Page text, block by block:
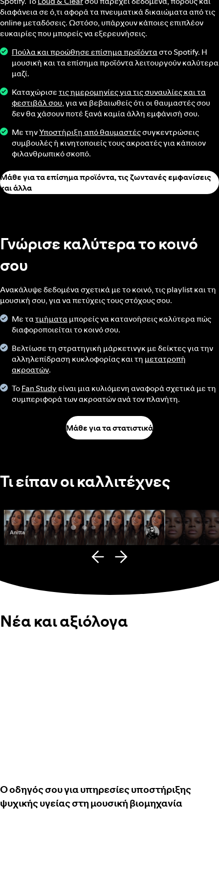
διαφάνεια σε ό,τι αφορά τα πνευματικά δικαιώματα από τις
online μεταδόσεις. Ωστόσο, υπάρχουν κάποιες επιπλέον
ευκαιρίες που μπορείς να εξερευνήσεις.
Πούλα και προώθησε επίσημα προϊόνταστο Spotify. Η
μουσική και τα επίσημα προϊόντα λειτουργούν καλύτερα
μαζί.
Καταχώρισετις ημερομηνίες για τις συναυλίες και τα
φεστιβάλ σου, για να βεβαιωθείς ότι οι θαυμαστές σου
δεν θα χάσουν ποτέ ξανά καμία άλλη εμφάνισή σου.
Με τηνΥποστήριξη από θαυμαστέςσυγκεντρώσεις
συμβουλές ή κινητοποιείς τους ακροατές για κάποιον
φιλανθρωπικό σκοπό.
Μάθε για τα επίσημα προϊόντα, τις ζωντανές εμφανίσεις
και άλλα
Γνώρισε καλύτερα το κοινό
σου
Ανακάλυψε δεδομένα σχετικά με το κοινό, τις playlist και τη
μουσική σου, για να πετύχεις τους στόχους σου.
Με τατμήματαμπορείς να κατανοήσεις καλύτερα πώς
διαφοροποιείται το κοινό σου.
Βελτίωσε τη στρατηγική μάρκετινγκ με δείκτες για την
αλληλεπίδραση κυκλοφορίας και τη μετατροπή
ακροατών.
ΤοFan Studyείναι μια κυλιόμενη αναφορά σχετικά με τη
συμπεριφορά των ακροατών ανά τον πλανήτη.
Μάθε για τα στατιστικά
Τι είπαν οι καλλιτέχνες
Anitta Fana Hues
Νέα και αξιόλογα
Ο οδηγός σου για υπηρεσίες υποστήριξης
ψυχικής υγείας στη μουσική βιομηχανία